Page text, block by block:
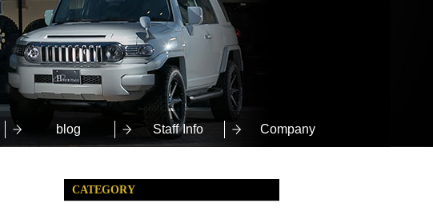
blog Staff Info Company
CATEGORY